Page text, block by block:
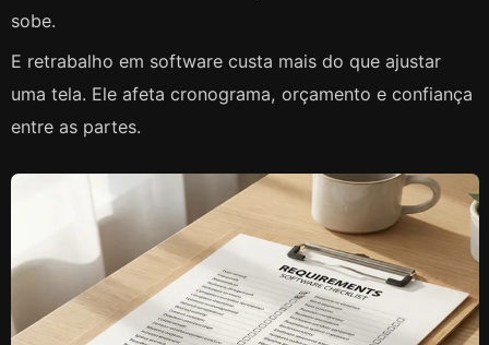
sobe.
E retrabalho em software custa mais do que ajustar
uma tela. Ele afeta cronograma, orçamento e confiança
entre as partes.